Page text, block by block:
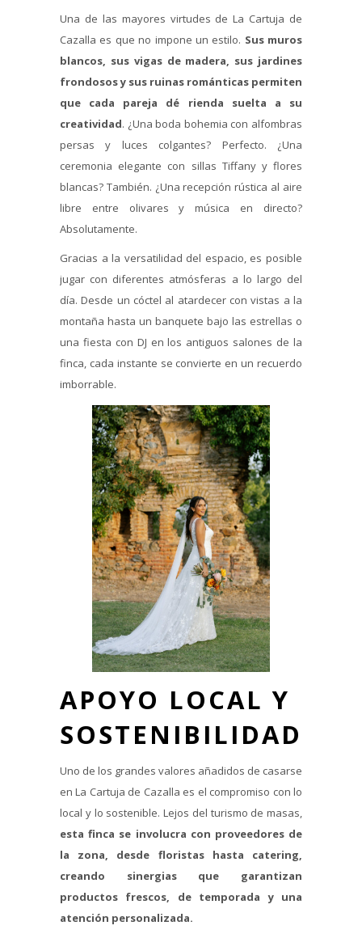
Una de las mayores virtudes de La Cartuja de
Cazalla es que no impone un estilo. Sus muros
blancos, sus vigas de madera, sus jardines
frondosos y sus ruinas románticas permiten
que cada pareja dé rienda suelta a su
creatividad. ¿Una boda bohemia con alfombras
persas y luces colgantes? Perfecto. ¿Una
ceremonia elegante con sillas Tiffany y flores
blancas? También. ¿Una recepción rústica al aire
libre entre olivares y música en directo?
Absolutamente.
Gracias a la versatilidad del espacio, es posible
jugar con diferentes atmósferas a lo largo del
día. Desde un cóctel al atardecer con vistas a la
montaña hasta un banquete bajo las estrellas o
una fiesta con DJ en los antiguos salones de la
finca, cada instante se convierte en un recuerdo
imborrable.
APOYO LOCAL Y
SOSTENIBILIDAD
Uno de los grandes valores añadidos de casarse
en La Cartuja de Cazalla es el compromiso con lo
local y lo sostenible. Lejos del turismo de masas,
esta finca se involucra con proveedores de
la zona, desde floristas hasta catering,
creando sinergias que garantizan
productos frescos, de temporada y una
atención personalizada.